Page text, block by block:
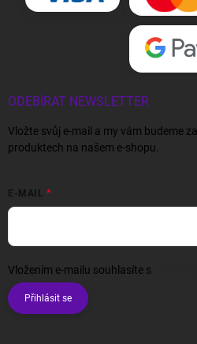
ODEBÍRAT NEWSLETTER
Vložte svůj e-mail a my vám budeme
produktech na našem e-shopu.
E-MAIL
Vložením e-mailu souhlasíte s
Přihlásit se